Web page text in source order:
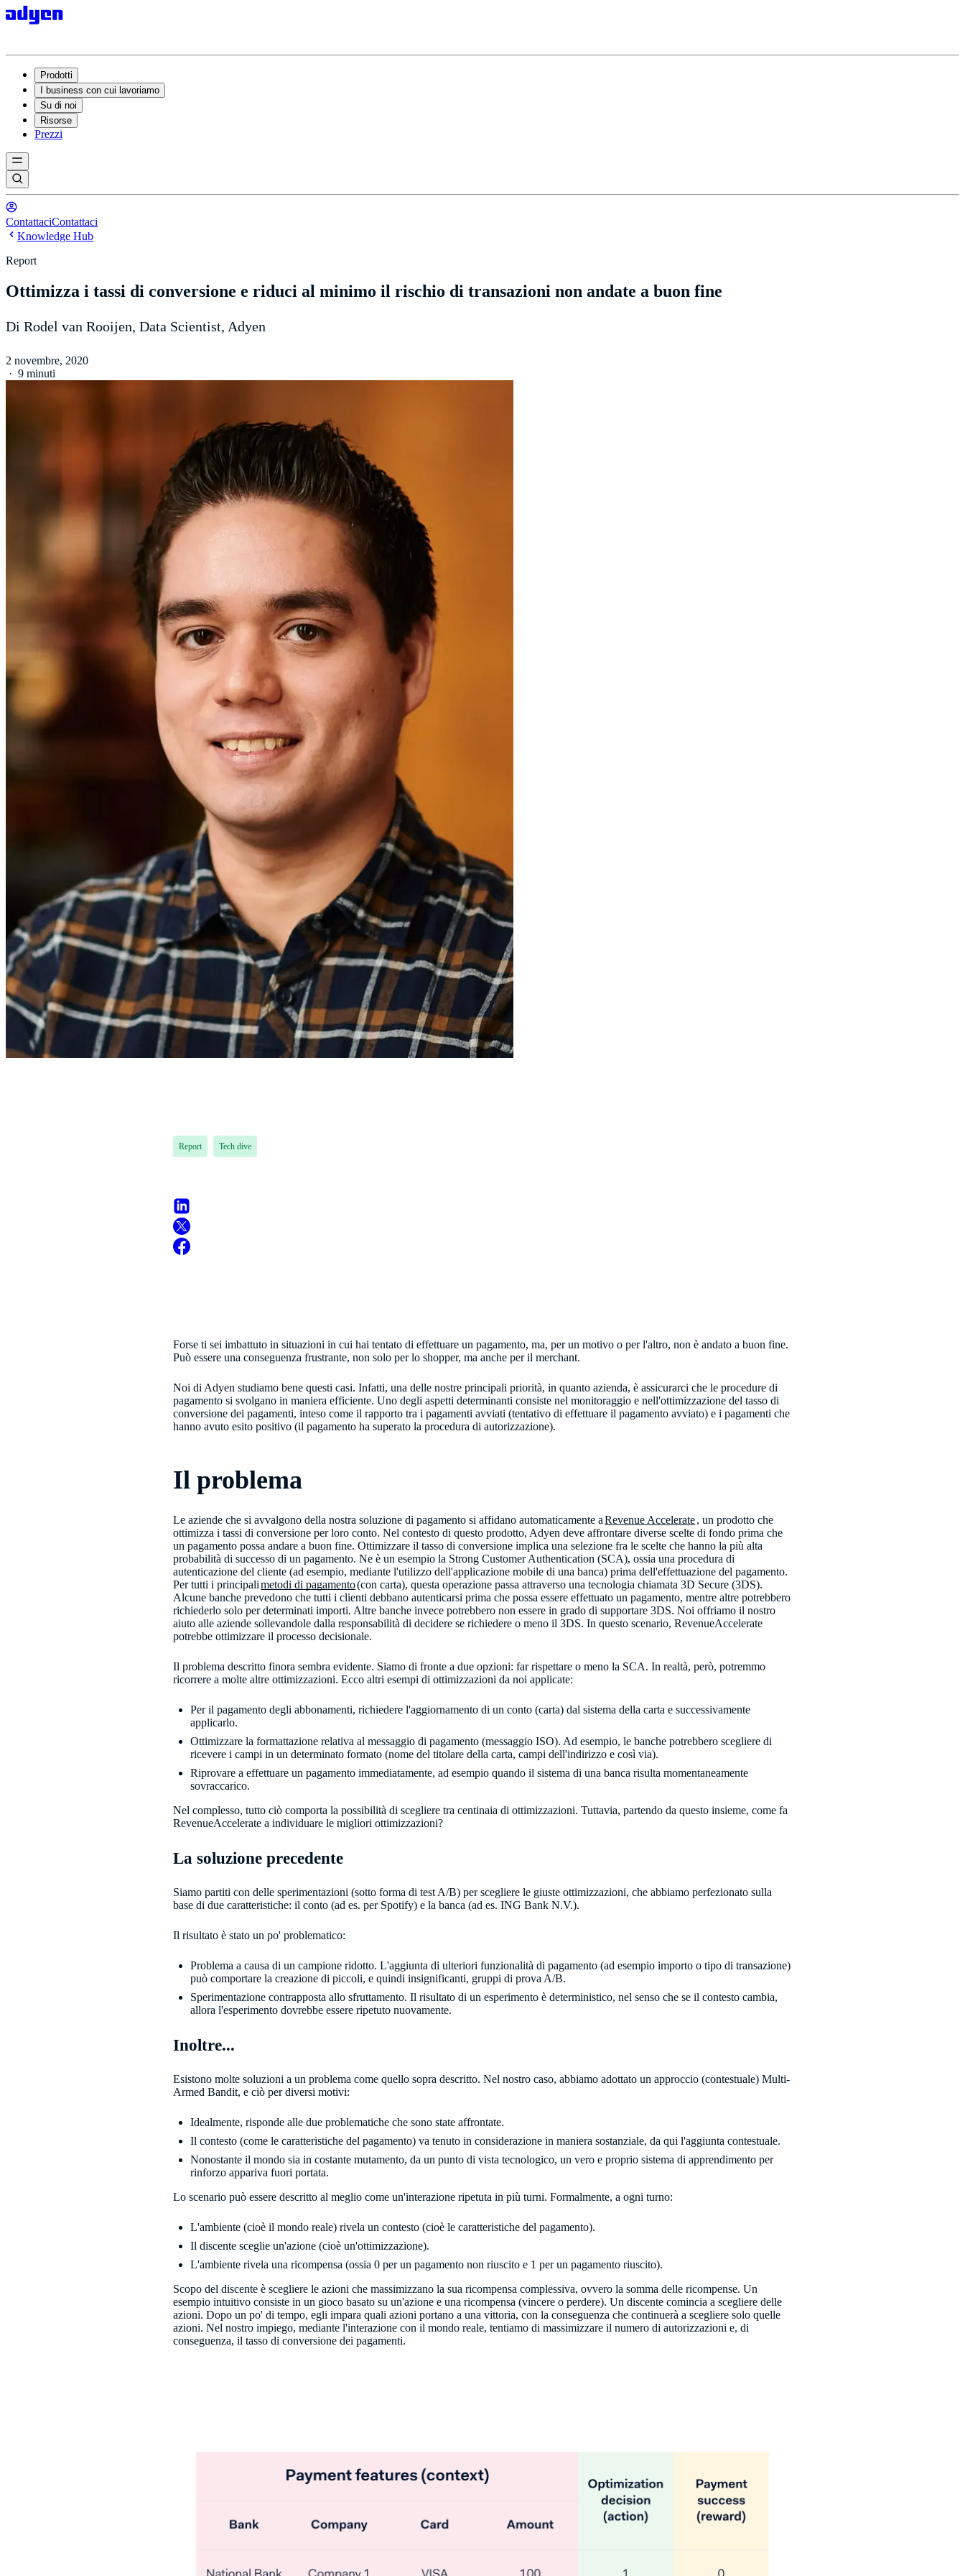
Prodotti
I business con cui lavoriamo
Su di noi
Risorse
Prezzi
ContattaciContattaci
Knowledge Hub
Report
Ottimizza i tassi di conversione e riduci al minimo il rischio di transazioni non andate a buon fine
Di Rodel van Rooijen, Data Scientist, Adyen
2 novembre, 2020
· 9 minuti
Report Tech dive
Forse ti sei imbattuto in situazioni in cui hai tentato di effettuare un pagamento, ma, per un motivo o per l'altro, non è andato a buon fine.
Può essere una conseguenza frustrante, non solo per lo shopper, ma anche per il merchant.
Noi di Adyen studiamo bene questi casi. Infatti, una delle nostre principali priorità, in quanto azienda, è assicurarci che le procedure di
pagamento si svolgano in maniera efficiente. Uno degli aspetti determinanti consiste nel monitoraggio e nell'ottimizzazione del tasso di
conversione dei pagamenti, inteso come il rapporto tra i pagamenti avviati (tentativo di effettuare il pagamento avviato) e i pagamenti che
hanno avuto esito positivo (il pagamento ha superato la procedura di autorizzazione).
Il problema
Le aziende che si avvalgono della nostra soluzione di pagamento si affidano automaticamente aRevenue Accelerate, un prodotto che
ottimizza i tassi di conversione per loro conto. Nel contesto di questo prodotto, Adyen deve affrontare diverse scelte di fondo prima che
un pagamento possa andare a buon fine. Ottimizzare il tasso di conversione implica una selezione fra le scelte che hanno la più alta
probabilità di successo di un pagamento. Ne è un esempio la Strong Customer Authentication (SCA), ossia una procedura di
autenticazione del cliente (ad esempio, mediante l'utilizzo dell'applicazione mobile di una banca) prima dell'effettuazione del pagamento.
Per tutti i principalimetodi di pagamento(con carta), questa operazione passa attraverso una tecnologia chiamata 3D Secure (3DS).
Alcune banche prevedono che tutti i clienti debbano autenticarsi prima che possa essere effettuato un pagamento, mentre altre potrebbero
richiederlo solo per determinati importi. Altre banche invece potrebbero non essere in grado di supportare 3DS. Noi offriamo il nostro
aiuto alle aziende sollevandole dalla responsabilità di decidere se richiedere o meno il 3DS. In questo scenario, RevenueAccelerate
potrebbe ottimizzare il processo decisionale.​
Il problema descritto finora sembra evidente. Siamo di fronte a due opzioni: far rispettare o meno la SCA. In realtà, però, potremmo
ricorrere a molte altre ottimizzazioni. Ecco altri esempi di ottimizzazioni da noi applicate:
Per il pagamento degli abbonamenti, richiedere l'aggiornamento di un conto (carta) dal sistema della carta e successivamente
applicarlo.
Ottimizzare la formattazione relativa al messaggio di pagamento (messaggio ISO). Ad esempio, le banche potrebbero scegliere di
ricevere i campi in un determinato formato (nome del titolare della carta, campi dell'indirizzo e così via).
Riprovare a effettuare un pagamento immediatamente, ad esempio quando il sistema di una banca risulta momentaneamente
sovraccarico.
Nel complesso, tutto ciò comporta la possibilità di scegliere tra centinaia di ottimizzazioni. Tuttavia, partendo da questo insieme, come fa
RevenueAccelerate a individuare le migliori ottimizzazioni?
La soluzione precedente
Siamo partiti con delle sperimentazioni (sotto forma di test A/​B) per scegliere le giuste ottimizzazioni, che abbiamo perfezionato sulla
base di due caratteristiche: il conto (ad es. per Spotify) e la banca (ad es. ING Bank N.V.).
Il risultato è stato un po' problematico:
Problema a causa di un campione ridotto. L'aggiunta di ulteriori funzionalità di pagamento (ad esempio importo o tipo di transazione)
può comportare la creazione di piccoli, e quindi insignificanti, gruppi di prova A/​B.
Sperimentazione contrapposta allo sfruttamento. Il risultato di un esperimento è deterministico, nel senso che se il contesto cambia,
allora l'esperimento dovrebbe essere ripetuto nuovamente.
Inoltre...
Esistono molte soluzioni a un problema come quello sopra descritto. Nel nostro caso, abbiamo adottato un approccio (contestuale) Multi-
Armed Bandit, e ciò per diversi motivi:
Idealmente, risponde alle due problematiche che sono state affrontate.
Il contesto (come le caratteristiche del pagamento) va tenuto in considerazione in maniera sostanziale, da qui l'aggiunta contestuale.
Nonostante il mondo sia in costante mutamento, da un punto di vista tecnologico, un vero e proprio sistema di apprendimento per
rinforzo appariva fuori portata.
Lo scenario può essere descritto al meglio come un'interazione ripetuta in più turni. Formalmente, a ogni turno:
L'ambiente (cioè il mondo reale) rivela un contesto (cioè le caratteristiche del pagamento).
Il discente sceglie un'azione (cioè un'ottimizzazione).
L'ambiente rivela una ricompensa (ossia 0 per un pagamento non riuscito e 1 per un pagamento riuscito).
Scopo del discente è scegliere le azioni che massimizzano la sua ricompensa complessiva, ovvero la somma delle ricompense. Un
esempio intuitivo consiste in un gioco basato su un'azione e una ricompensa (vincere o perdere). Un discente comincia a scegliere delle
azioni. Dopo un po' di tempo, egli impara quali azioni portano a una vittoria, con la conseguenza che continuerà a scegliere solo quelle
azioni. Nel nostro impiego, mediante l'interazione con il mondo reale, tentiamo di massimizzare il numero di autorizzazioni e, di
conseguenza, il tasso di conversione dei pagamenti.